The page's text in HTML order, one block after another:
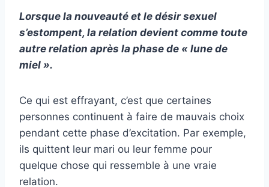
Lorsque la nouveauté et le désir sexuel
s’estompent, la relation devient comme toute
autre relation après la phase de « lune de
miel ».
Ce qui est effrayant, c’est que certaines
personnes continuent à faire de mauvais choix
pendant cette phase d’excitation. Par exemple,
ils quittent leur mari ou leur femme pour
quelque chose qui ressemble à une vraie
relation.